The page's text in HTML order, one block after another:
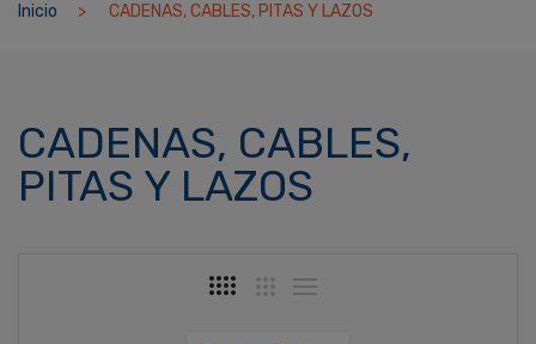
Inicio CADENAS, CABLES, PITAS Y LAZOS
CADENAS, CABLES,
PITAS Y LAZOS